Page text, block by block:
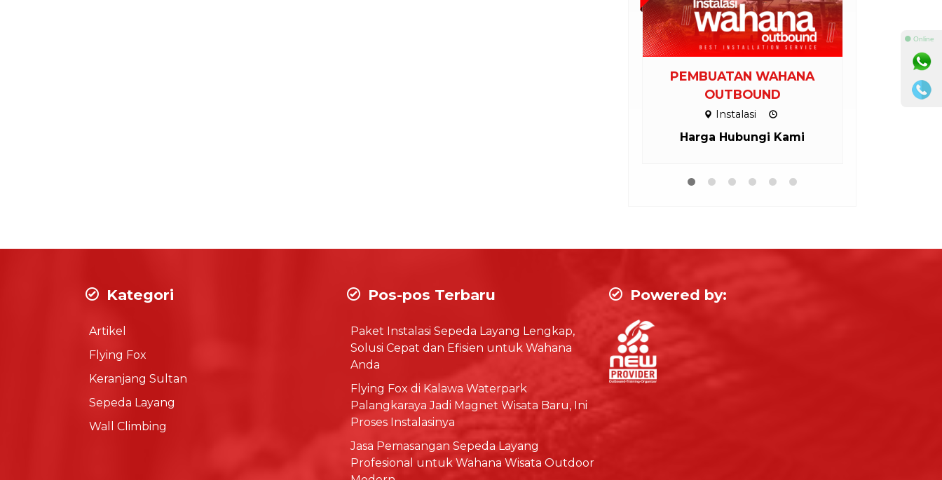
PEMBUATAN WAHANA
OUTBOUND
Instalasi
Harga Hubungi Kami
Kategori
Artikel
Flying Fox
Keranjang Sultan
Sepeda Layang
Wall Climbing
Pos-pos Terbaru
Paket Instalasi Sepeda Layang Lengkap,
Solusi Cepat dan Efisien untuk Wahana
Anda
Flying Fox di Kalawa Waterpark
Palangkaraya Jadi Magnet Wisata Baru, Ini
Proses Instalasinya
Jasa Pemasangan Sepeda Layang
Profesional untuk Wahana Wisata Outdoor
Powered by:
⚫ Online